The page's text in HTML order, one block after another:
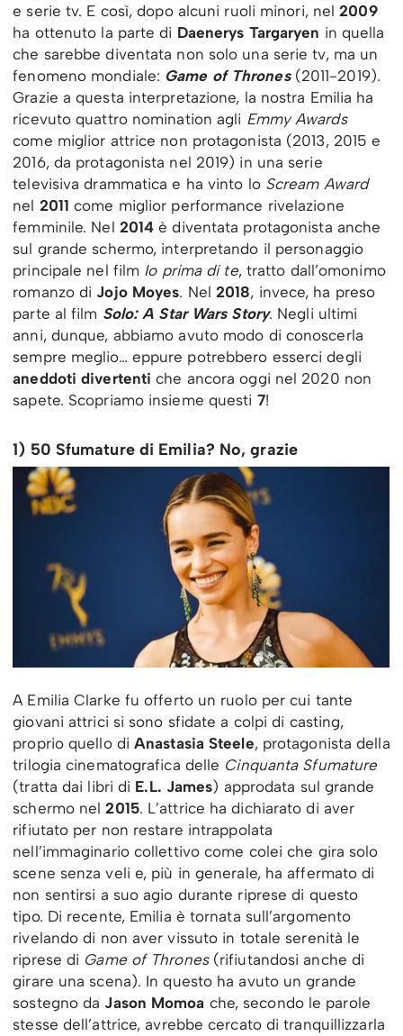
e serie tv. E così, dopo alcuni ruoli minori, nel 2009
ha ottenuto la parte di Daenerys Targaryen in quella
che sarebbe diventata non solo una serie tv, ma un
fenomeno mondiale: Game of Thrones (2011-2019).
Grazie a questa interpretazione, la nostra Emilia ha
ricevuto quattro nomination agli Emmy Awards
come miglior attrice non protagonista (2013, 2015 e
2016, da protagonista nel 2019) in una serie
televisiva drammatica e ha vinto lo Scream Award
nel 2011 come miglior performance rivelazione
femminile. Nel 2014 è diventata protagonista anche
sul grande schermo, interpretando il personaggio
principale nel film Io prima di te, tratto dall’omonimo
romanzo di Jojo Moyes. Nel 2018, invece, ha preso
parte al film Solo: A Star Wars Story. Negli ultimi
anni, dunque, abbiamo avuto modo di conoscerla
sempre meglio… eppure potrebbero esserci degli
aneddoti divertenti che ancora oggi nel 2020 non
sapete. Scopriamo insieme questi 7!
1) 50 Sfumature di Emilia? No, grazie
A Emilia Clarke fu offerto un ruolo per cui tante
giovani attrici si sono sfidate a colpi di casting,
proprio quello diAnastasia Steele, protagonista della
trilogia cinematografica delle Cinquanta Sfumature
(tratta dai libri di E.L. James) approdata sul grande
schermo nel2015. L’attrice ha dichiarato di aver
rifiutato per non restare intrappolata
nell’immaginario collettivo come colei che gira solo
scene senza veli e, più in generale, ha affermato di
non sentirsi a suo agio durante riprese di questo
tipo. Di recente, Emilia è tornata sull’argomento
rivelando di non aver vissuto in totale serenità le
riprese di Game of Thrones(rifiutandosi anche di
girare una scena). In questo ha avuto un grande
sostegno da Jason Momoa che, secondo le parole
stesse dell’attrice, avrebbe cercato di tranquillizzarla